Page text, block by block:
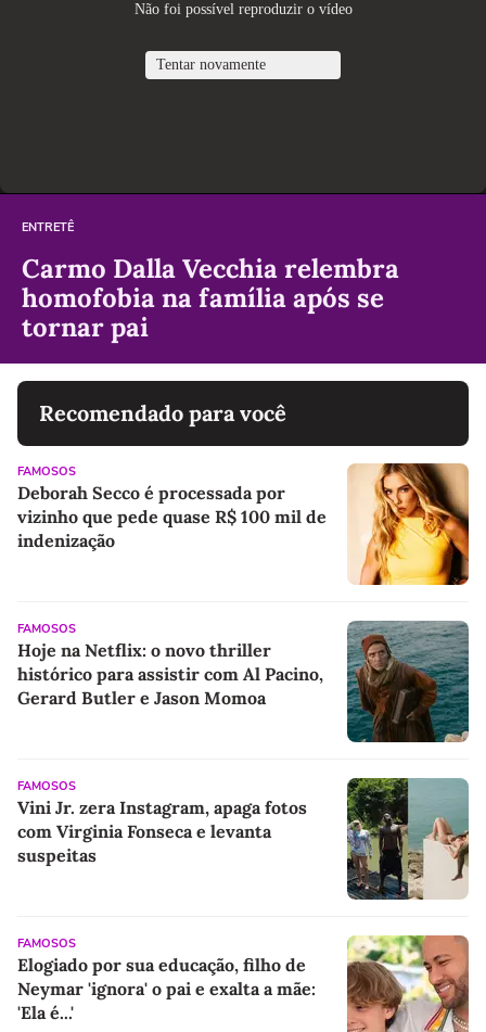
ENTRETÊ
Carmo Dalla Vecchia relembra
homofobia na família após se
tornar pai
Recomendado para você
FAMOSOS
Deborah Secco é processada por
vizinho que pede quase R$ 100 mil de
indenização
FAMOSOS
Hoje na Netflix: o novo thriller
histórico para assistir com Al Pacino,
Gerard Butler e Jason Momoa
FAMOSOS
Vini Jr. zera Instagram, apaga fotos
com Virginia Fonseca e levanta
suspeitas
FAMOSOS
Elogiado por sua educação, filho de
Neymar 'ignora' o pai e exalta a mãe:
'Ela é...'